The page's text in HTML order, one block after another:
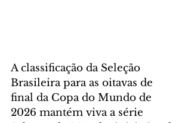
A classificação da Seleção
Brasileira para as oitavas de
final da Copa do Mundo de
2026 mantém viva a série